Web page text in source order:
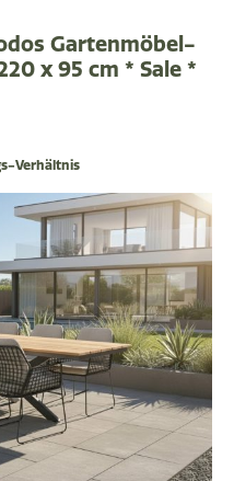
Gartenmöbel-
x 95 cm * Sale *
Verhältnis